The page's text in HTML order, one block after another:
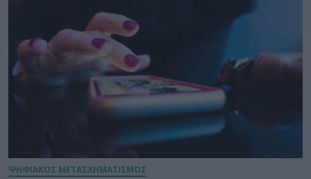
ΨΗΦΙΑΚΟΣ ΜΕΤΑΣΧΗΜΑΤΙΣΜΟΣ